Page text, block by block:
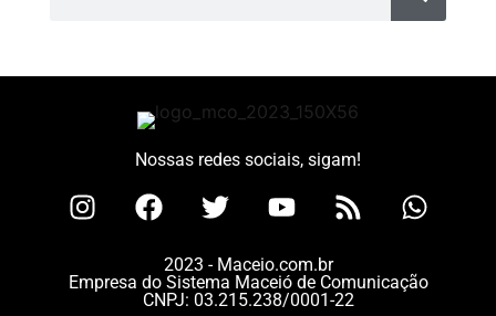
Nossas redes sociais, sigam!
2023 - Maceio.com.br
Empresa do Sistema Maceió de Comunicação
CNPJ: 03.215.238/0001-22